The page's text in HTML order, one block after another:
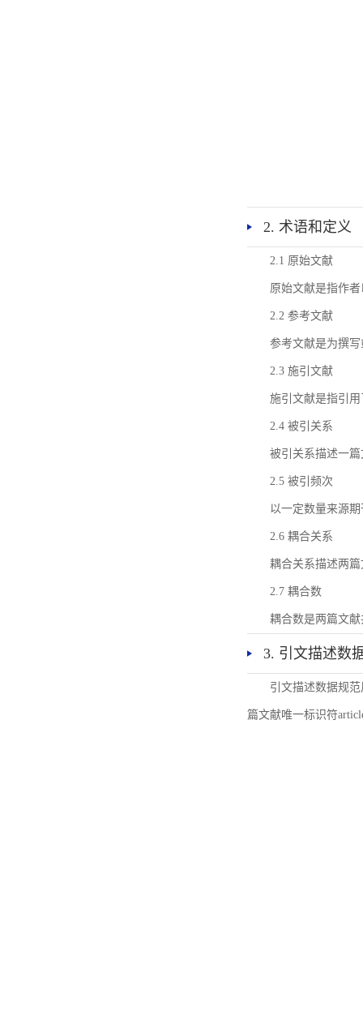
2. 术语和定义
2.1 原始文献
原始文献是指作
2.2 参考文献
参考文献是为撰
2.3 施引文献
施引文献是指引
2.4 被引关系
被引关系描述一
2.5 被引频次
以一定数量来源
2.6 耦合关系
耦合关系描述两
2.7 耦合数
耦合数是两篇文
3. 引文描述数
引文描述数据规
篇文献唯一标识符